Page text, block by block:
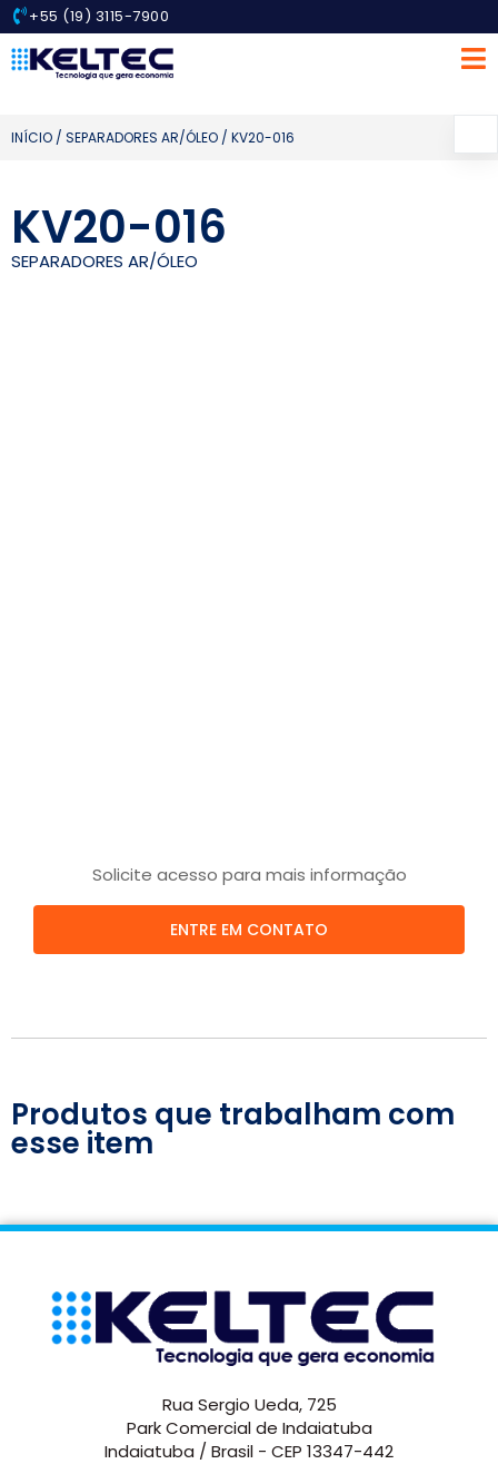
+55 (19) 3115-7900
INÍCIO / SEPARADORES AR/ÓLEO / KV20-016
KV20-016
SEPARADORES AR/ÓLEO
Solicite acesso para mais informação
ENTRE EM CONTATO
Produtos que trabalham com
esse item
Rua Sergio Ueda, 725
Park Comercial de Indaiatuba
Indaiatuba / Brasil - CEP 13347-442